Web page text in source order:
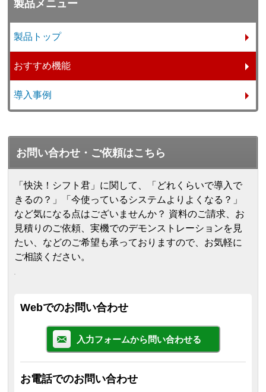
製品メニュー
製品トップ
おすすめ機能
導入事例
お問い合わせ・ご依頼はこちら
「快決！シフト君」に関して、「どれくらいで導入で
きるの？」「今使っているシステムよりよくなる？」
など気になる点はございませんか？ 資料のご請求、お
見積りのご依頼、実機でのデモンストレーションを見
たい、などのご希望も承っておりますので、お気軽に
ご相談ください。
Webでのお問い合わせ
入力フォームから問い合わせる
お電話でのお問い合わせ